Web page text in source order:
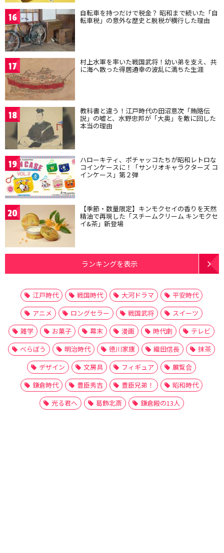
16 自転車を持つだけで税金？ 昭和まで続いた「自
転車税」の意外な歴史と脱税が横行した理由
17 村上水軍を率いた戦国武将！幼い弟を支え、共
に海へ散った得居通幸の波乱に満ちた生涯
18 教科書と違う！江戸時代の田沼意次「賄賂伝
説」の嘘と、水野忠邦が「大奥」を敵に回した
本当の理由
19 ハローキティ、ポチャッコたちが昭和レトロな
コインケースに！「サンリオキャラクターズ コ
インケース」第２弾
20 【季節・数量限定】キンモクセイの香りを天然
精油で再現した「スチームクリーム キンモクセ
イ&茶」新登場
ランキングを表示
江戸時代 戦国時代 大河ドラマ
平安時代
アニメ
ロングセラー 戦国武将
スイーツ
雑学
お菓子 幕末 漫画 時代劇
テレビ
べらぼう
明治時代 徳川家康 織田信長
抹茶
デザイン
文房具 フィギュア
展覧会
鎌倉時代
豊臣秀吉 豊臣兄弟！
昭和時代
光る君へ
葛飾北斎 鎌倉殿の13人